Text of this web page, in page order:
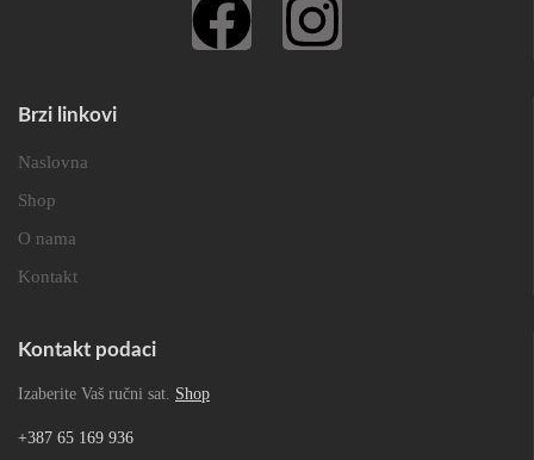
Brzi linkovi
Naslovna
Shop
O nama
Kontakt
Kontakt podaci
Izaberite Vaš ručni sat. Shop
+387 65 169 936